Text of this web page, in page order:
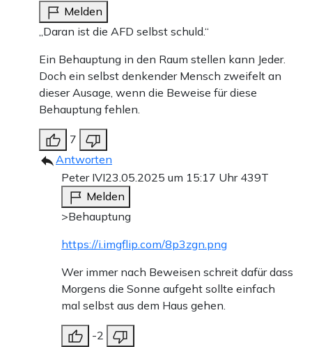
Melden
„Daran ist die AFD selbst schuld.“
Ein Behauptung in den Raum stellen kann Jeder.
Doch ein selbst denkender Mensch zweifelt an
dieser Ausage, wenn die Beweise für diese
Behauptung fehlen.
7
Antworten
Peter IVI23.05.2025 um 15:17 Uhr 439T
Melden
>Behauptung
https://i.imgflip.com/8p3zgn.png
Wer immer nach Beweisen schreit dafür dass
Morgens die Sonne aufgeht sollte einfach
mal selbst aus dem Haus gehen.
-2